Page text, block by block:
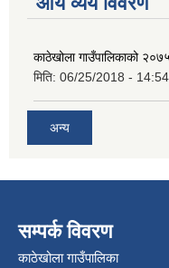
काठेखोला गाउँपालिकाको
मिति: 06/25/2018 - 14:54
अन्य
सम्पर्क विवरण
काठेखोला गाउँपालिका